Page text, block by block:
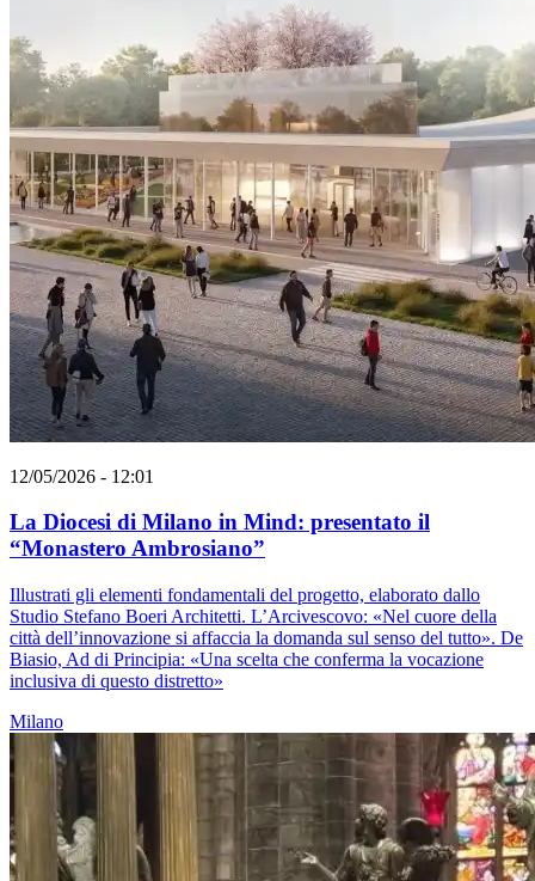
12/05/2026 - 12:01
La Diocesi di Milano in Mind: presentato il
“Monastero Ambrosiano”
Illustrati gli elementi fondamentali del progetto, elaborato dallo
Studio Stefano Boeri Architetti. L’Arcivescovo: «Nel cuore della
città dell’innovazione si affaccia la domanda sul senso del tutto». De
Biasio, Ad di Principia: «Una scelta che conferma la vocazione
inclusiva di questo distretto»
Milano